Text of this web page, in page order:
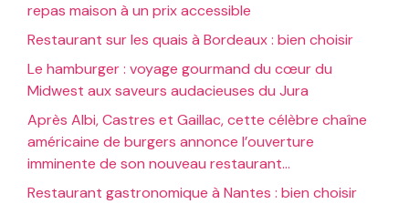
repas maison à un prix accessible
Restaurant sur les quais à Bordeaux : bien choisir
Le hamburger : voyage gourmand du cœur du
Midwest aux saveurs audacieuses du Jura
Après Albi, Castres et Gaillac, cette célèbre chaîne
américaine de burgers annonce l’ouverture
imminente de son nouveau restaurant…
Restaurant gastronomique à Nantes : bien choisir